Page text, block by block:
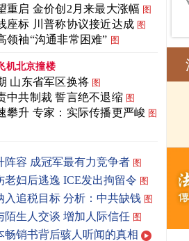
重启 金价创2月来最大涨幅 图
座标 川普称协议接近达成 图
领袖“沟通非常困难” 图
机北京撞楼
山东省军区换将 图
中共制裁 誓言绝不退缩 图
攀升 专家：实际传播更严峻 图
阵容 成冠军最有力竞争者 图
老妇后逃逸 ICE发出拘留令 图
入追税目标 分析：中共缺钱 图
陌生人交谈 增加人际信任 图
畅销书背后骇人听闻的真相